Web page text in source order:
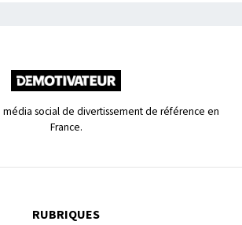
social de divertissement de référence en
France.
RUBRIQUES